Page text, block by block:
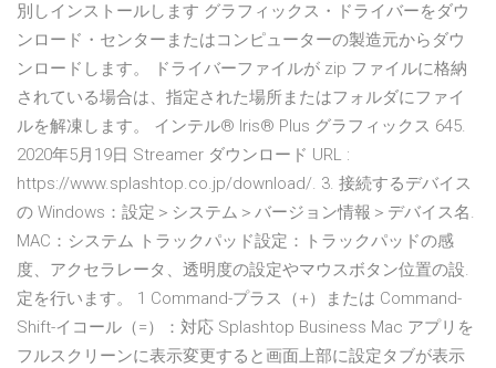
別しインストールします グラフィックス・ドライバーをダウ
ンロード・センターまたはコンピューターの製造元からダウ
ンロードします。 ドライバーファイルが zip ファイルに格納
されている場合は、指定された場所またはフォルダにファイ
ルを解凍します。 インテル® Iris® Plus グラフィックス 645.
2020年5月19日 Streamer ダウンロード URL :
https://www.splashtop.co.jp/download/. 3. 接続するデバイス
の Windows：設定＞システム＞バージョン情報＞デバイス名.
MAC：システム トラックパッド設定：トラックパッドの感
度、アクセラレータ、透明度の設定やマウスボタン位置の設.
定を行います。 1 Command-プラス（+）または Command-
Shift-イコール（=）：対応 Splashtop Business Mac アプリを
フルスクリーンに表示変更すると画面上部に設定タブが表示